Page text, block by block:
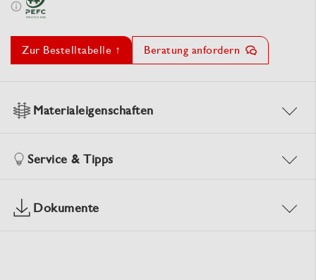
Zur Bestelltabelle ↑ Beratung anfordern
Materialeigenschaften
Service & Tipps
Dokumente